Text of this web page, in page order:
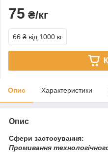
75 ₴/кг
66 ₴ від 1000 кг
Опис Характеристики
Опис
Сфери застосування:
Промивання